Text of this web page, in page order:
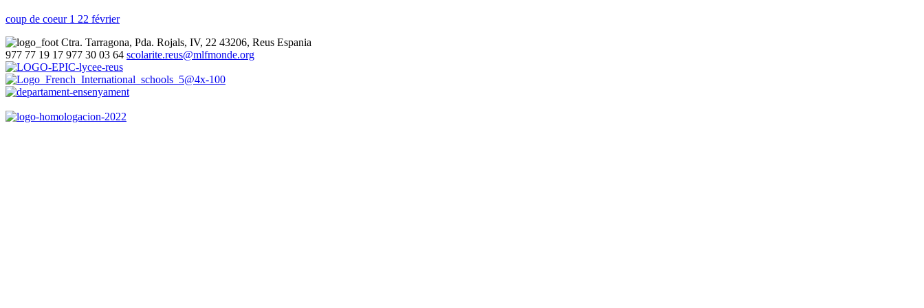
coup de coeur 1 22 février
Ctra. Tarragona, Pda. Rojals, IV, 22 43206, Reus Espania
977 77 19 17 977 30 03 64 scolarite.reus@mlfmonde.org